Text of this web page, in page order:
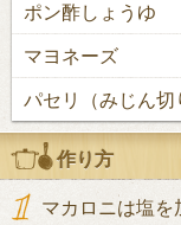
ポン酢しょうゆ
マヨネーズ
パセリ（みじん切
作り方
マカロニは塩を